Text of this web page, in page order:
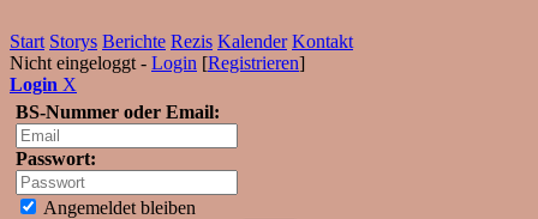
Start Storys Berichte Rezis Kalender Kontakt
Nicht eingeloggt - Login [Registrieren]
Login X
BS-Nummer oder Email:
Passwort:
Angemeldet bleiben